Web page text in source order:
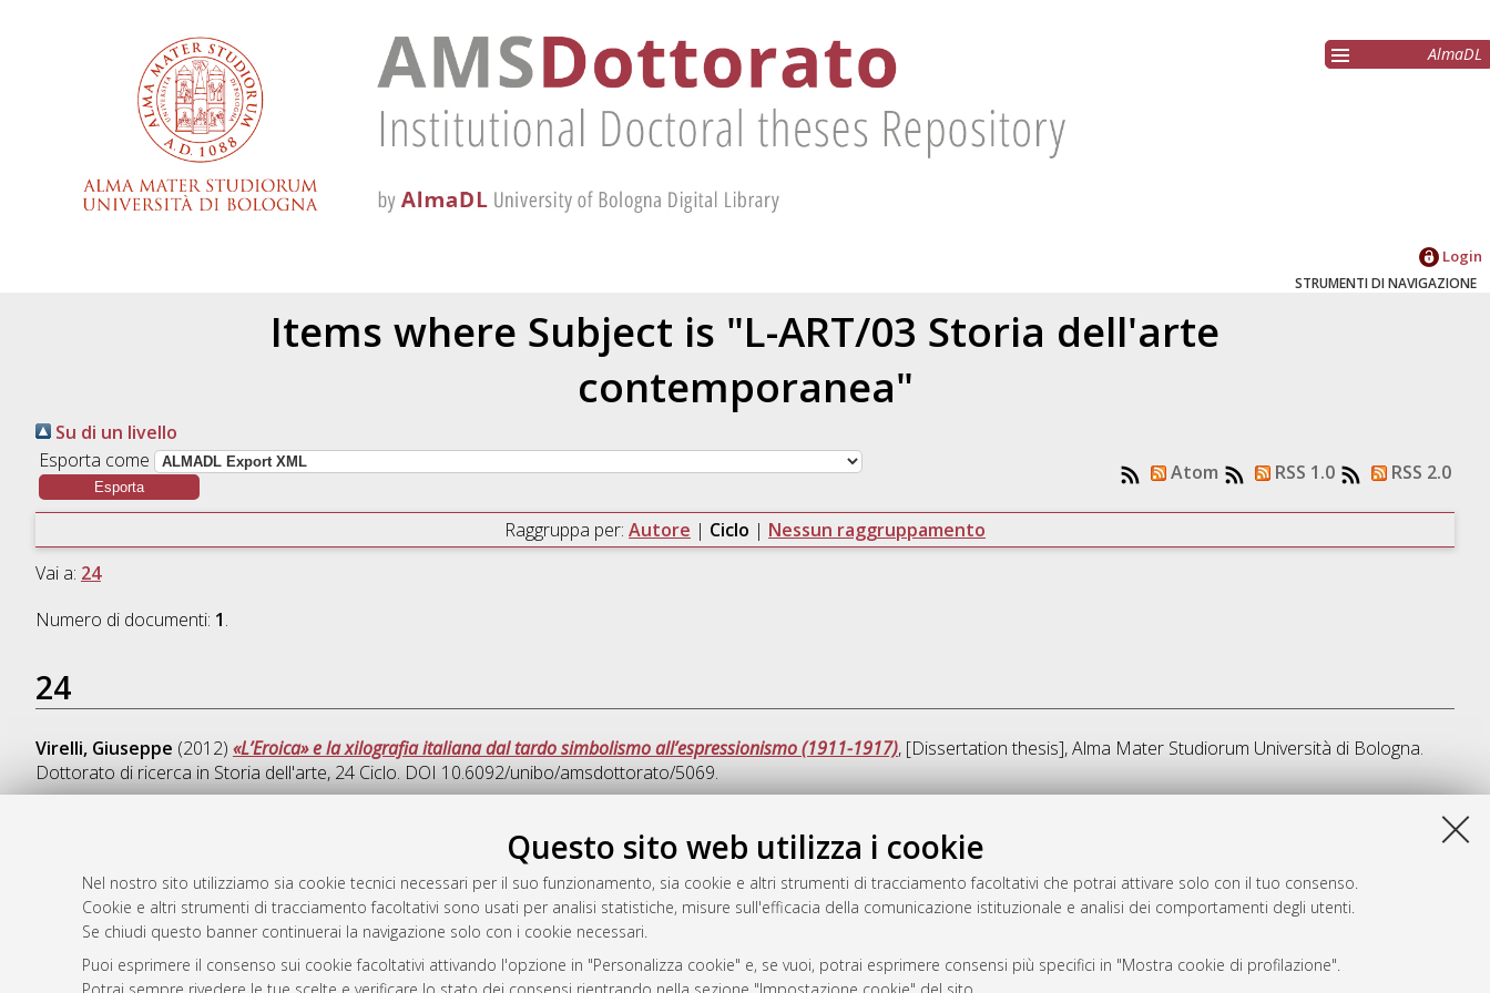
Questo sito web utilizza i cookie
Nel nostro sito utilizziamo sia cookie tecnici necessari per il suo funzionamento, sia cookie e altri strumenti di tracciamento facoltativi che potrai attivare solo con il tuo consenso.
Cookie e altri strumenti di tracciamento facoltativi sono usati per analisi statistiche, misure sull'efficacia della comunicazione istituzionale e analisi dei comportamenti degli utenti.
Se chiudi questo banner continuerai la navigazione solo con i cookie necessari.
Puoi esprimere il consenso sui cookie facoltativi attivando l'opzione in "Personalizza cookie" e, se vuoi, potrai esprimere consensi più specifici in "Mostra cookie di profilazione".
AlmaDL
Login
STRUMENTI DI NAVIGAZIONE
Items where Subject is "L-ART/03 Storia dell'arte
contemporanea"
Su di un livello
Esporta come
Atom RSS 1.0 RSS 2.0
Raggruppa per: Autore | Ciclo | Nessun raggruppamento
Vai a: 24
Numero di documenti: 1.
24
Virelli, Giuseppe (2012) «L’Eroica» e la xilografia italiana dal tardo simbolismo all’espressionismo (1911-1917), [Dissertation thesis], Alma Mater Studiorum Università di Bologna.
Dottorato di ricerca in Storia dell'arte, 24 Ciclo. DOI 10.6092/unibo/amsdottorato/5069.
Questa lista e' stata generata il Thu Aug 6 20:35:21 2026 CEST.
Atom
Rss 1.0
Rss 2.0
AMS Dottorato
ISSN: 2038-7946
Servizio implementato e gestito da
Impostazioni Cookie